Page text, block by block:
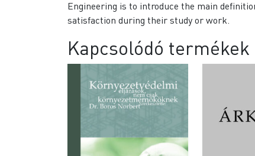
Engineering is to introduce the main
satisfaction during their study or work.
Kapcsolódó termékek